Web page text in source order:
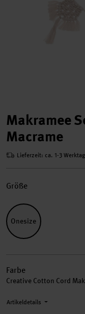
Makramee
Macrame
Lieferzeit: ca. 1-3
Größe
Onesize
Farbe
Creative Cotton Cord
Artikeldetails